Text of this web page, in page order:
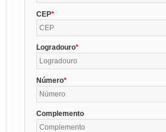
CEP
Logradouro
Número
Complemento